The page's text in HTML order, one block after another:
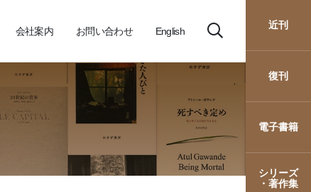
会社案内 お問い合わせ English
近刊
復刊
電子書籍
シリーズ
・著作集